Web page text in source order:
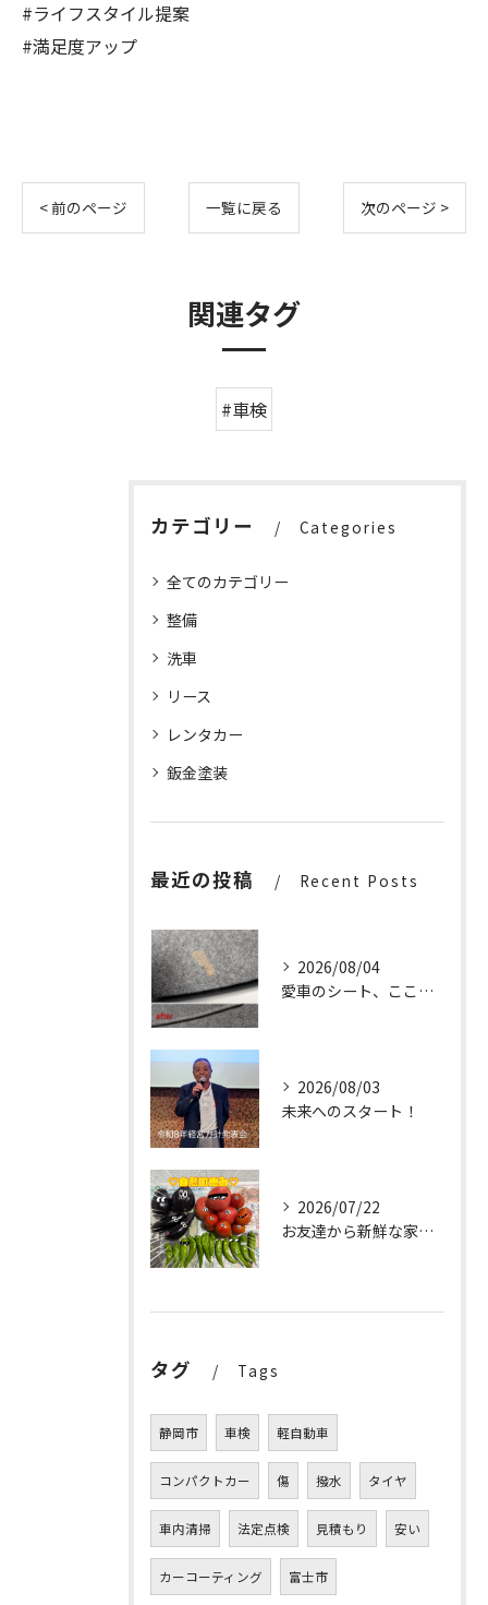
#ライフスタイル提案
#満足度アップ
< 前のページ 一覧に戻る 次のページ >
関連タグ
#車検
カテゴリー Categories
全てのカテゴリー
整備
洗車
リース
レンタカー
鈑金塗装
最近の投稿 Recent Posts
2026/08/04
愛車のシート、ここまで輝く✨
2026/08/03
未来へのスタート！
2026/07/22
お友達から新鮮な家庭菜園の野菜をたっぷりいただきました✨。
タグ Tags
静岡市 車検 軽自動車
コンパクトカー 傷 撥水 タイヤ
車内清掃 法定点検 見積もり 安い
カーコーティング 富士市